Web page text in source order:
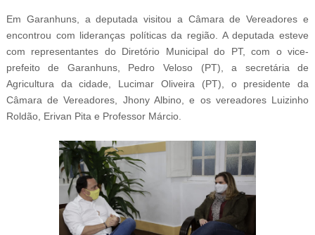
Em Garanhuns, a deputada visitou a Câmara de Vereadores e
encontrou com lideranças políticas da região. A deputada esteve
com representantes do Diretório Municipal do PT, com o vice-
prefeito de Garanhuns, Pedro Veloso (PT), a secretária de
Agricultura da cidade, Lucimar Oliveira (PT), o presidente da
Câmara de Vereadores, Jhony Albino, e os vereadores Luizinho
Roldão, Erivan Pita e Professor Márcio.